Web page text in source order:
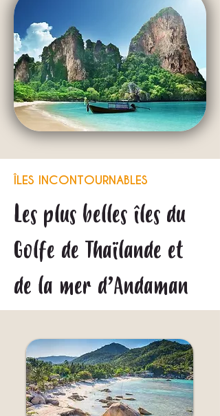
ÎLES INCONTOURNABLES
Les plus belles îles du
Golfe de Thaïlande et
de la mer d’Andaman